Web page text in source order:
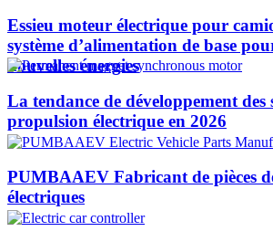
Essieu moteur électrique pour
système d’alimentation de base
nouvelles énergies
La tendance de développement des
propulsion électrique en 2026
PUMBAAEV Fabricant de pièces
électriques